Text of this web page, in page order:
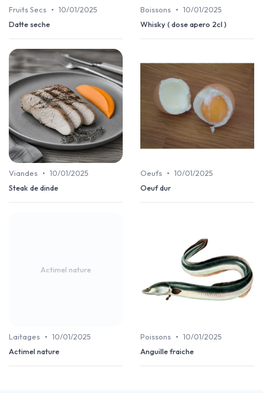
Fruits Secs • 10/01/2025
Datte seche
Boissons • 10/01/2025
Whisky ( dose apero 2cl )
Viandes • 10/01/2025
Steak de dinde
Oeufs • 10/01/2025
Oeuf dur
Actimel nature
Laitages • 10/01/2025
Actimel nature
Poissons • 10/01/2025
Anguille fraiche